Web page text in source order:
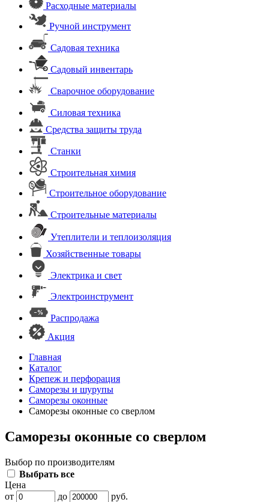
Расходные материалы
Ручной инструмент
Садовая техника
Садовый инвентарь
Сварочное оборудование
Силовая техника
Средства защиты труда
Станки
Строительная химия
Строительное оборудование
Строительные материалы
Утеплители и теплоизоляция
Хозяйственные товары
Электрика и свет
Электроинструмент
Распродажа
Акция
Главная
Каталог
Крепеж и перфорация
Саморезы и шурупы
Саморезы оконные
Саморезы оконные со сверлом
Саморезы оконные со сверлом
Выбор по производителям
Выбрать все
Цена
от
до
руб.